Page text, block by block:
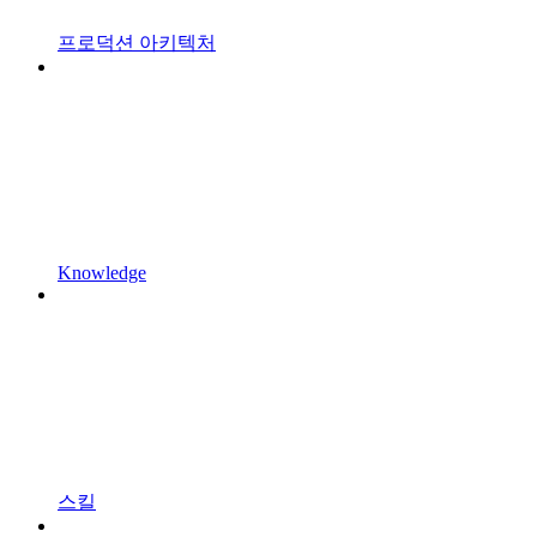
프로덕션 아키텍처
Knowledge
스킬